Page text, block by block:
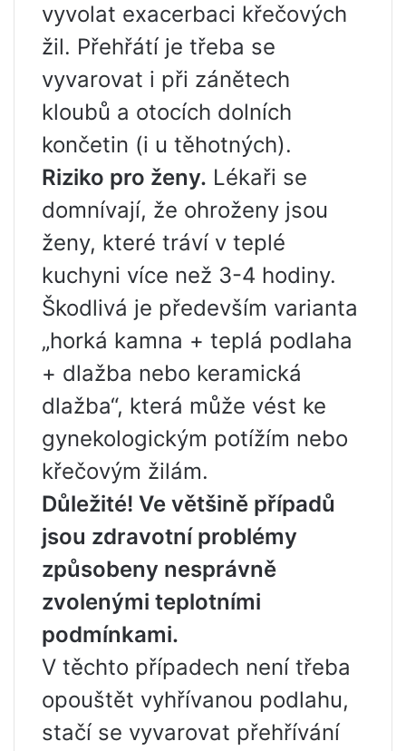
vyvolat exacerbaci křečových
žil. Přehřátí je třeba se
vyvarovat i při zánětech
kloubů a otocích dolních
končetin (i u těhotných).
Riziko pro ženy. Lékaři se
domnívají, že ohroženy jsou
ženy, které tráví v teplé
kuchyni více než 3-4 hodiny.
Škodlivá je především varianta
„horká kamna + teplá podlaha
+ dlažba nebo keramická
dlažba“, která může vést ke
gynekologickým potížím nebo
křečovým žilám.
Důležité! Ve většině případů
jsou zdravotní problémy
způsobeny nesprávně
zvolenými teplotními
podmínkami.
V těchto případech není třeba
opouštět vyhřívanou podlahu,
stačí se vyvarovat přehřívání